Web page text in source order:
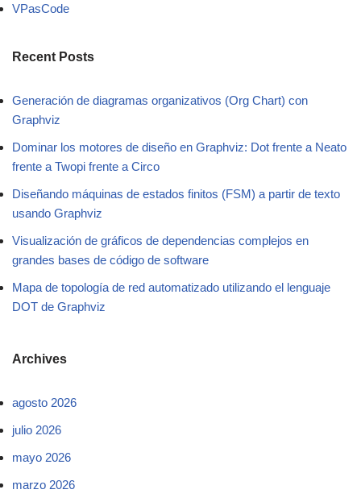
VPasCode
Recent Posts
Generación de diagramas organizativos (Org Chart) con
Graphviz
Dominar los motores de diseño en Graphviz: Dot frente a Neato
frente a Twopi frente a Circo
Diseñando máquinas de estados finitos (FSM) a partir de texto
usando Graphviz
Visualización de gráficos de dependencias complejos en
grandes bases de código de software
Mapa de topología de red automatizado utilizando el lenguaje
DOT de Graphviz
Archives
agosto 2026
julio 2026
mayo 2026
marzo 2026